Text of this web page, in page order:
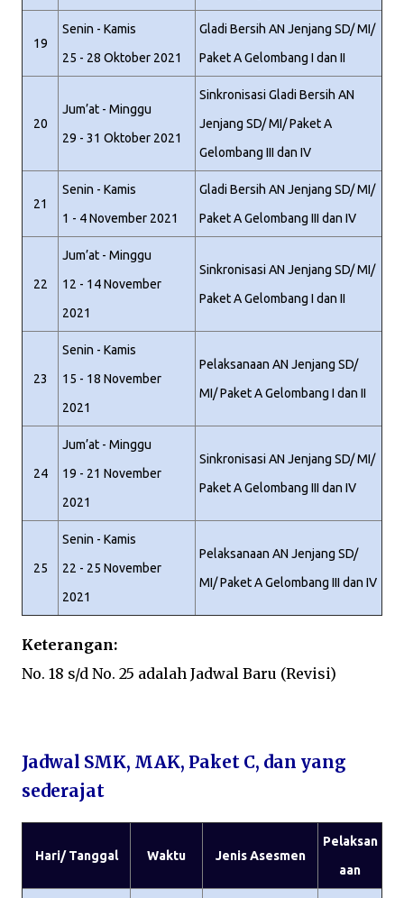
19
Senin - Kamis
25 - 28 Oktober 2021
Gladi Bersih AN Jenjang SD/ MI/
Paket A Gelombang I dan II
20
Jum’at - Minggu
29 - 31 Oktober 2021
Sinkronisasi Gladi Bersih AN
Jenjang SD/ MI/ Paket A
Gelombang III dan IV
21
Senin - Kamis
1 - 4 November 2021
Gladi Bersih AN Jenjang SD/ MI/
Paket A Gelombang III dan IV
22
Jum’at - Minggu
12 - 14 November
2021
Sinkronisasi AN Jenjang SD/ MI/
Paket A Gelombang I dan II
23
Senin - Kamis
15 - 18 November
2021
Pelaksanaan AN Jenjang SD/
MI/ Paket A Gelombang I dan II
24
Jum’at - Minggu
19 - 21 November
2021
Sinkronisasi AN Jenjang SD/ MI/
Paket A Gelombang III dan IV
25
Senin - Kamis
22 - 25 November
2021
Pelaksanaan AN Jenjang SD/
MI/ Paket A Gelombang III dan IV
Keterangan:
No. 18 s/d No. 25 adalah Jadwal Baru (Revisi)
Jadwal SMK, MAK, Paket C, dan yang
sederajat
Hari/ Tanggal Waktu Jenis Asesmen
Pelaksan
aan